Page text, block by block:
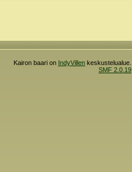
Kairon baari on IndyVillen
SMF 2.0.19